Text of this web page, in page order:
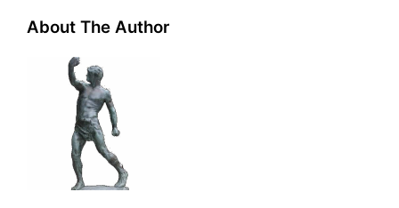
About The Author